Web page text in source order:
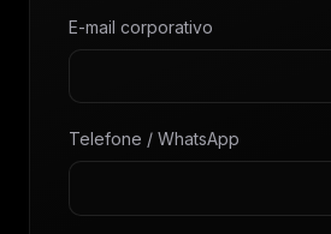
E-mail corporativo
Telefone / WhatsApp